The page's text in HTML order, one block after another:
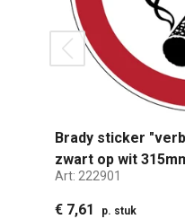
Brady sticker
zwart op wit
Art: 222901
€ 7,61 p. stuk
prev